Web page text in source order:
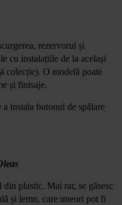
rezervorul și
cu instalațiile de la același
colecție). O modelă poate
și finisaje.
instala butonul de spălare
plastic. Mai rar, se găsesc
și lemn, care uneori pot fi